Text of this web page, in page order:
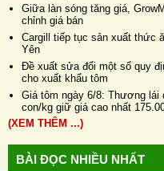
Giữa làn sóng tăng giá,
chỉnh giá bán
Cargill tiếp tục sản xuất thức
Yên
Đề xuất sửa đổi một số quy
cho xuất khẩu tôm
Giá tôm ngày 6/8: Thương
con/kg giữ giá cao nhất
(XEM THÊM ...)
BÀI ĐỌC NHIỀU NHẤT